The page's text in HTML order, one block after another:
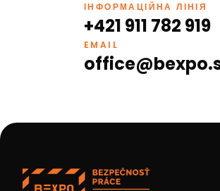
ІНФОРМАЦІЙНА ЛІНІЯ
+421 911 782 919
EMAIL